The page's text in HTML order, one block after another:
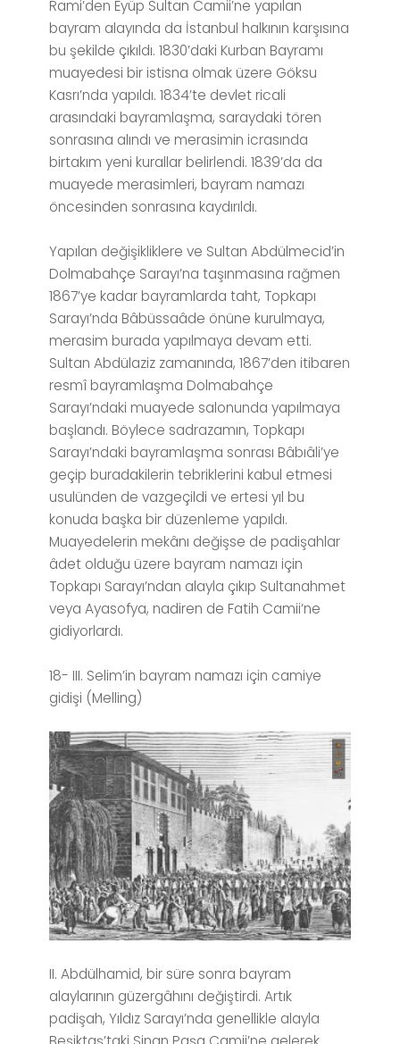
Rami’den Eyüp Sultan Camii’ne yapılan
bayram alayında da İstanbul halkının karşısına
bu şekilde çıkıldı. 1830’daki Kurban Bayramı
muayedesi bir istisna olmak üzere Göksu
Kasrı’nda yapıldı. 1834’te devlet ricali
arasındaki bayramlaşma, saraydaki tören
sonrasına alındı ve merasimin icrasında
birtakım yeni kurallar belirlendi. 1839’da da
muayede merasimleri, bayram namazı
öncesinden sonrasına kaydırıldı.
Yapılan değişikliklere ve Sultan Abdülmecid’in
Dolmabahçe Sarayı’na taşınmasına rağmen
1867’ye kadar bayramlarda taht, Topkapı
Sarayı’nda Bâbüssaâde önüne kurulmaya,
merasim burada yapılmaya devam etti.
Sultan Abdülaziz zamanında, 1867’den itibaren
resmî bayramlaşma Dolmabahçe
Sarayı’ndaki muayede salonunda yapılmaya
başlandı. Böylece sadrazamın, Topkapı
Sarayı’ndaki bayramlaşma sonrası Bâbıâli’ye
geçip buradakilerin tebriklerini kabul etmesi
usulünden de vazgeçildi ve ertesi yıl bu
konuda başka bir düzenleme yapıldı.
Muayedelerin mekânı değişse de padişahlar
âdet olduğu üzere bayram namazı için
Topkapı Sarayı’ndan alayla çıkıp Sultanahmet
veya Ayasofya, nadiren de Fatih Camii’ne
gidiyorlardı.
18- III. Selim’in bayram namazı için camiye
gidişi (Melling)
II. Abdülhamid, bir süre sonra bayram
alaylarının güzergâhını değiştirdi. Artık
padişah, Yıldız Sarayı’nda genellikle alayla